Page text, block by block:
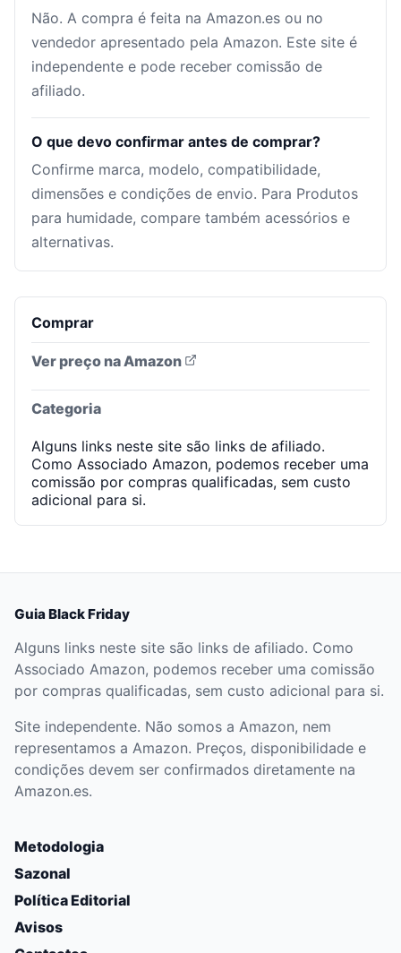
Não. A compra é feita na Amazon.es ou no
vendedor apresentado pela Amazon. Este site é
independente e pode receber comissão de
afiliado.
O que devo confirmar antes de comprar?
Confirme marca, modelo, compatibilidade,
dimensões e condições de envio. Para Produtos
para humidade, compare também acessórios e
alternativas.
Comprar
Ver preço na Amazon
Categoria
Alguns links neste site são links de afiliado.
Como Associado Amazon, podemos receber uma
comissão por compras qualificadas, sem custo
adicional para si.
Guia Black Friday
Alguns links neste site são links de afiliado. Como
Associado Amazon, podemos receber uma comissão
por compras qualificadas, sem custo adicional para si.
Site independente. Não somos a Amazon, nem
representamos a Amazon. Preços, disponibilidade e
condições devem ser confirmados diretamente na
Amazon.es.
Metodologia
Sazonal
Política Editorial
Avisos